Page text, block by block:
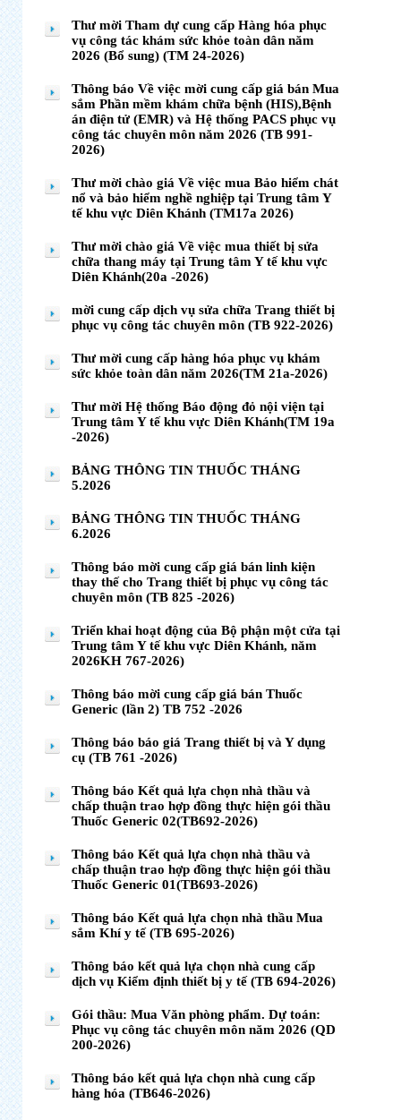
Thư mời Tham dự cung cấp Hàng hóa phục
vụ công tác khám sức khỏe toàn dân năm
2026 (Bổ sung) (TM 24-2026)
Thông báo Về việc mời cung cấp giá bán Mua
sắm Phần mềm khám chữa bệnh (HIS),Bệnh
án điện tử (EMR) và Hệ thống PACS phục vụ
công tác chuyên môn năm 2026 (TB 991-
2026)
Thư mời chào giá Về việc mua Bảo hiểm chát
nổ và bảo hiểm nghề nghiệp tại Trung tâm Y
tế khu vực Diên Khánh (TM17a 2026)
Thư mời chào giá Về việc mua thiết bị sửa
chữa thang máy tại Trung tâm Y tế khu vực
Diên Khánh(20a -2026)
mời cung cấp dịch vụ sửa chữa Trang thiết bị
phục vụ công tác chuyên môn (TB 922-2026)
Thư mời cung cấp hàng hóa phục vụ khám
sức khỏe toàn dân năm 2026(TM 21a-2026)
Thư mời Hệ thống Báo động đỏ nội viện tại
Trung tâm Y tế khu vực Diên Khánh(TM 19a
-2026)
BẢNG THÔNG TIN THUỐC THÁNG
5.2026
BẢNG THÔNG TIN THUỐC THÁNG
6.2026
Thông báo mời cung cấp giá bán linh kiện
thay thế cho Trang thiết bị phục vụ công tác
chuyên môn (TB 825 -2026)
Triển khai hoạt động của Bộ phận một cửa tại
Trung tâm Y tế khu vực Diên Khánh, năm
2026KH 767-2026)
Thông báo mời cung cấp giá bán Thuốc
Generic (lần 2) TB 752 -2026
Thông báo báo giá Trang thiết bị và Y dụng
cụ (TB 761 -2026)
Thông báo Kết quả lựa chọn nhà thầu và
chấp thuận trao hợp đồng thực hiện gói thầu
Thuốc Generic 02(TB692-2026)
Thông báo Kết quả lựa chọn nhà thầu và
chấp thuận trao hợp đồng thực hiện gói thầu
Thuốc Generic 01(TB693-2026)
Thông báo Kết quả lựa chọn nhà thầu Mua
sắm Khí y tế (TB 695-2026)
Thông báo kết quả lựa chọn nhà cung cấp
dịch vụ Kiểm định thiết bị y tế (TB 694-2026)
Gói thầu: Mua Văn phòng phẩm. Dự toán:
Phục vụ công tác chuyên môn năm 2026 (QD
200-2026)
Thông báo kết quả lựa chọn nhà cung cấp
hàng hóa (TB646-2026)